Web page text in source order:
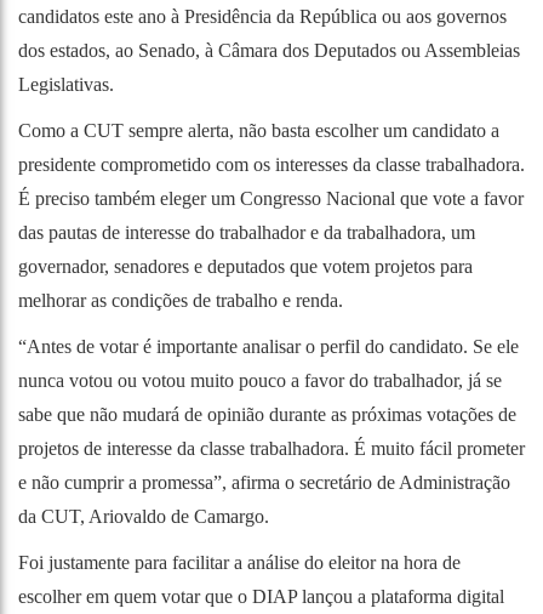
candidatos este ano à Presidência da República ou aos governos
dos estados, ao Senado, à Câmara dos Deputados ou Assembleias
Legislativas.
Como a CUT sempre alerta, não basta escolher um candidato a
presidente comprometido com os interesses da classe trabalhadora.
É preciso também eleger um Congresso Nacional que vote a favor
das pautas de interesse do trabalhador e da trabalhadora, um
governador, senadores e deputados que votem projetos para
melhorar as condições de trabalho e renda.
“Antes de votar é importante analisar o perfil do candidato. Se ele
nunca votou ou votou muito pouco a favor do trabalhador, já se
sabe que não mudará de opinião durante as próximas votações de
projetos de interesse da classe trabalhadora. É muito fácil prometer
e não cumprir a promessa”, afirma o secretário de Administração
da CUT, Ariovaldo de Camargo.
Foi justamente para facilitar a análise do eleitor na hora de
escolher em quem votar que o DIAP lançou a plataforma digital